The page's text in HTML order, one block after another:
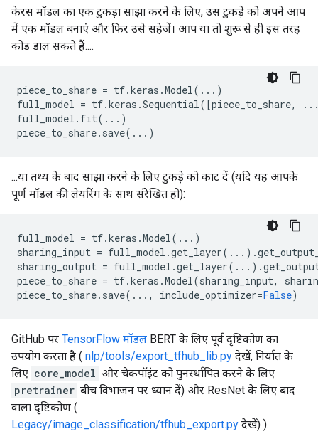
केरस मॉडल का एक टुकड़ा साझा करने के लिए, उस टुकड़े को अपने आप
में एक मॉडल बनाएं और फिर उसे सहेजें। आप या तो शुरू से ही इस तरह
कोड डाल सकते हैं....
piece_to_share = tf.keras .Model( ... )
full_model = tf.keras .Sequential([piece_to_share,
full_model . fit( ... )
piece_to_share. save( ... )
...या तथ्य के बाद साझा करने के लिए टुकड़े को काट दें (यदि यह आपके
पूर्ण मॉडल की लेयरिंग के साथ संरेखित हो):
full_model = tf.keras .Model( ... )
sharing_input = full_model .get_layer( ... ) .
sharing_output = full_model .get_layer( ... ) .
piece_to_share = tf.keras .Model(sharing_input,
piece_to_share. save( ... , include_optimizer=False)
GitHub पर TensorFlow मॉडल BERT के लिए पूर्व दृष्टिकोण का
उपयोग करता है ( nlp/tools/export_tfhub_lib.py देखें, निर्यात के
लिए core_model और चेकपॉइंट को पुनर्स्थापित करने के लिए
pretrainer बीच विभाजन पर ध्यान दें) और ResNet के लिए बाद
वाला दृष्टिकोण (
Legacy/image_classification/tfhub_export.py देखें) ).